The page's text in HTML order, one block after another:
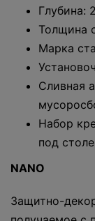
Глубина:
Толщина
Марка
Сливная
Набор
под
NANO
Защитно-